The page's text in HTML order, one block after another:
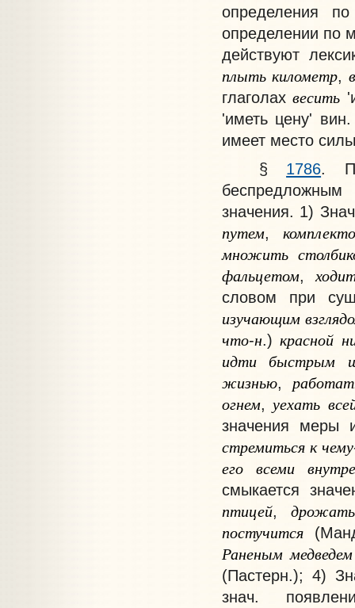
определения
определении по
действуют
плыть километр,
глаголахвесить
'иметь цену'
имеет место
§ 1786.
значения. 1)
путем,
множить
фальцетом,
словом при
изучающим
что-н.)красной
идти быстрым
жизнью,
огнем,уехать
значения меры
стремиться к чему
его всеми
смыкается
птицей,дрожать
постучится
Раненым медведем
(Пастерн.); 4)
знач.